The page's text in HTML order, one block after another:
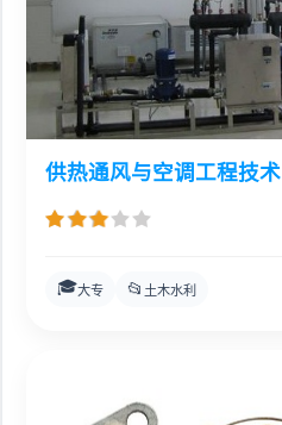
供热通风与空调工程技术
🎓大专 📂 土木水利